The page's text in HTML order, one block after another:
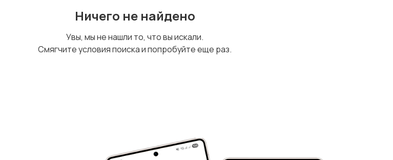
Ничего не найдено
Увы, мы не нашли то, что вы искали.
Смягчите условия поиска и попробуйте еще раз.